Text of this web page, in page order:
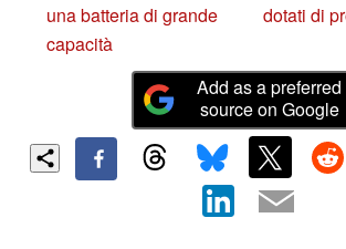
una batteria di grande
capacità
dotati di
Add as a preferred
source on Google